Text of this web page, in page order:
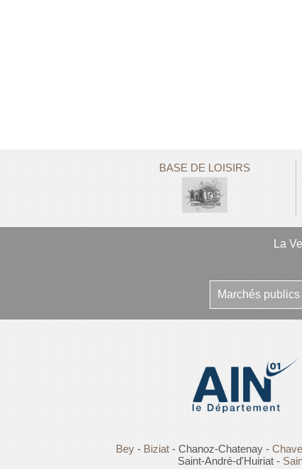
BASE DE LOISIRS
La
Marchés publics
Bey- Biziat- Chanoz-Chatenay -
Saint-André-d'Huiriat -